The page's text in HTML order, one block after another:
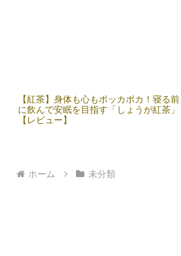
【紅茶】身体も心もポッカポカ！寝る前
に飲んで安眠を目指す「しょうが紅茶」
【レビュー】
ホーム 未分類